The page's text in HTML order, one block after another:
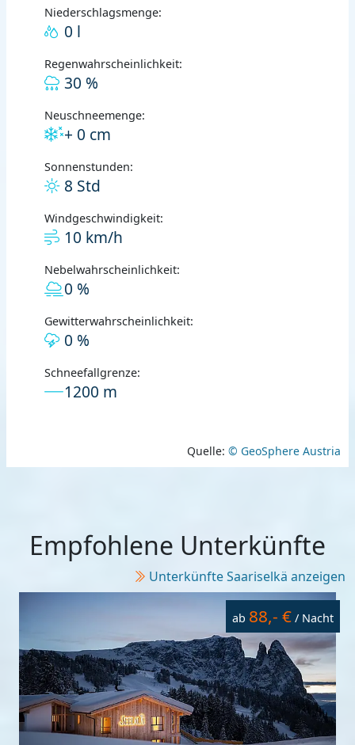
Niederschlagsmenge:
0 l
Regenwahrscheinlichkeit:
30 %
Neuschneemenge:
+ 0 cm
Sonnenstunden:
8 Std
Windgeschwindigkeit:
10 km/h
Nebelwahrscheinlichkeit:
0 %
Gewitterwahrscheinlichkeit:
0 %
Schneefallgrenze:
1200 m
Quelle: © GeoSphere Austria
Empfohlene Unterkünfte
Unterkünfte Saariselkä anzeigen
ab 88,- € / Nacht